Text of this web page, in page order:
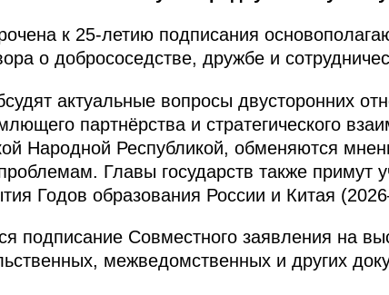
к 25-летию подписания
о добрососедстве, дружбе и
актуальные вопросы двусторонних
партнёрства и стратегического
Народной Республикой, обменяются
Главы государств также примут
Годов образования России и Китая
подписание Совместного заявления на
межведомственных и других